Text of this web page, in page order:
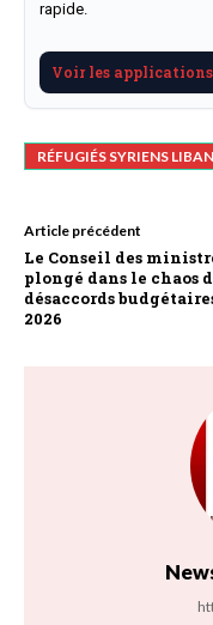
rapide.
Voir les applications
RÉFUGIÉS SYRIENS LIBAN
Article précédent
Le Conseil des
plongé dans le chaos
désaccords
2026